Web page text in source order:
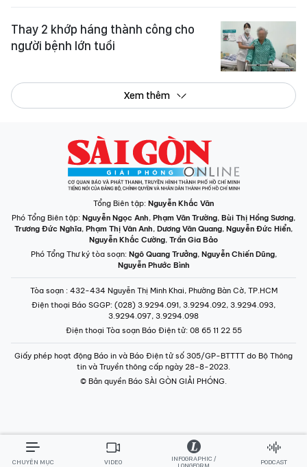
Thay 2 khớp háng thành công cho
người bệnh lớn tuổi
Xem thêm
Tổng Biên tập: Nguyễn Khắc Văn
Phó Tổng Biên tập: Nguyễn Ngọc Anh, Phạm Văn Trường, Bùi Thị Hồng Sương,
Trương Đức Nghĩa, Phạm Thị Vân Anh, Dương Văn Quang, Nguyễn Đức Hiển,
Nguyễn Khắc Cường, Trần Gia Bảo
Phó Tổng Thư ký tòa soạn: Ngô Quang Trưởng, Nguyễn Chiến Dũng,
Nguyễn Phước Bình
Tòa soạn : 432-434 Nguyễn Thị Minh Khai, Phường Bàn Cờ, TP.HCM
Điện thoại Báo SGGP: (028) 3.9294.091, 3.9294.092, 3.9294.093,
3.9294.097, 3.9294.098
Điện thoại Tòa soạn Báo Điện tử: 08 65 11 22 55
Giấy phép hoạt động Báo in và Báo Điện tử số 305/GP-BTTTT do Bộ Thông
tin và Truyền thông cấp ngày 28-8-2023.
© Bản quyền Báo SÀI GÒN GIẢI PHÓNG.
CHUYÊN MỤC VIDEO
INFOGRAPHIC /
LONGFORM
PODCAST